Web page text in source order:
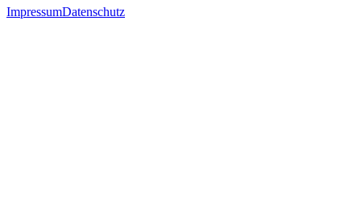
ImpressumDatenschutz